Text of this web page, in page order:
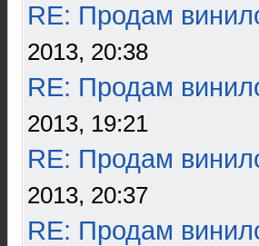
RE: Продам
2013, 20:38
RE: Продам
2013, 19:21
RE: Продам
2013, 20:37
RE: Продам